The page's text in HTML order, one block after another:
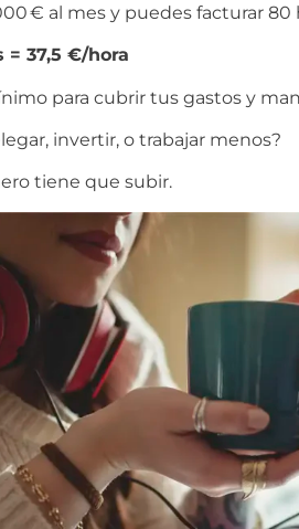
€ al mes y puedes facturar 80
= 37,5 €/hora
para cubrir tus gastos y
invertir, o trabajar menos?
tiene que subir.